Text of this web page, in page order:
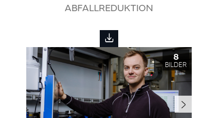
ABFALLREDUKTION
8
BILDER